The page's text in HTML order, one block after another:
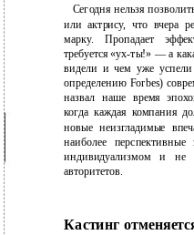
Сегодня нельзя
или актрису, что вчера
марку. Пропадает
требуется «ух-ты!» — а
видели и чем уже успели
определению Forbes)
назвал наше время
когда каждая компания
новые неизгладимые
наиболее
индивидуализмом и не
авторитетов.
Кастинг